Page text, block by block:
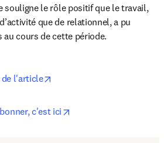
souligne le rôle positif que le travail,
que de relationnel, a pu
cours de cette période.
l'article
c'est ici